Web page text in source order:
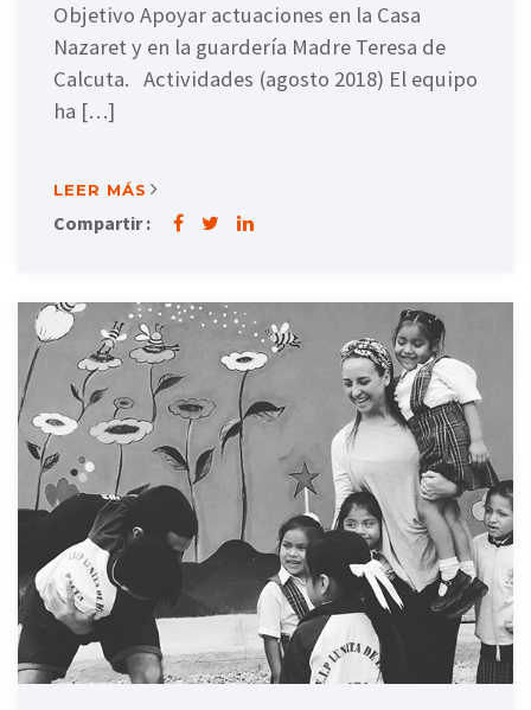
Objetivo Apoyar actuaciones en la Casa
Nazaret y en la guardería Madre Teresa de
Calcuta. Actividades (agosto 2018) El equipo
ha […]
LEER MÁS
Compartir :